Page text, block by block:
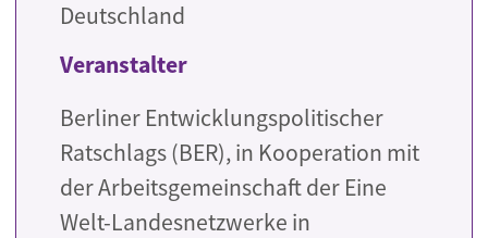
Deutschland
Veranstalter
Berliner Entwicklungspolitischer
Ratschlags (BER), in Kooperation mit
der Arbeitsgemeinschaft der Eine
Welt-Landesnetzwerke in